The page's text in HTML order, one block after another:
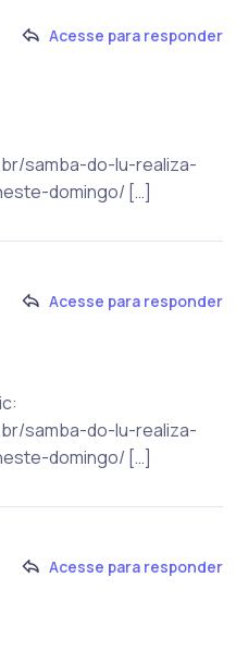
Acesse para responder
samba-do-lu-realiza-
domingo/ […]
Acesse para responder
samba-do-lu-realiza-
domingo/ […]
Acesse para responder